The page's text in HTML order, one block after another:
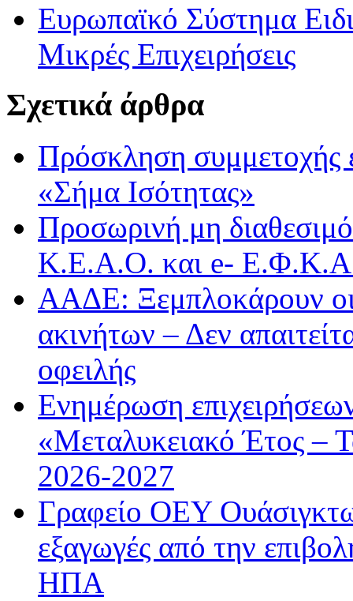
Ευρωπαϊκό Σύστημα
Μικρές Επιχειρήσεις
Σχετικά άρθρα
Πρόσκληση συμμετοχής
«Σήμα Ισότητας»
Προσωρινή μη
Κ.Ε.Α.Ο. και e- Ε.Φ.Κ.Α.
ΑΑΔΕ: Ξεμπλοκάρουν οι
ακινήτων – Δεν
οφειλής
Ενημέρωση
«Μεταλυκειακό Έτος –
2026-2027
Γραφείο ΟΕΥ
εξαγωγές από την
ΗΠΑ